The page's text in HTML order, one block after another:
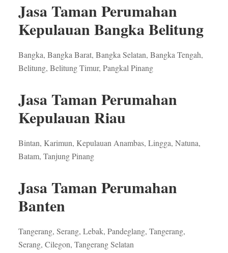
Jasa Taman Perumahan
Kepulauan Bangka Belitung
Bangka, Bangka Barat, Bangka Selatan, Bangka Tengah,
Belitung, Belitung Timur, Pangkal Pinang
Jasa Taman Perumahan
Kepulauan Riau
Bintan, Karimun, Kepulauan Anambas, Lingga, Natuna,
Batam, Tanjung Pinang
Jasa Taman Perumahan
Banten
Tangerang, Serang, Lebak, Pandeglang, Tangerang,
Serang, Cilegon, Tangerang Selatan